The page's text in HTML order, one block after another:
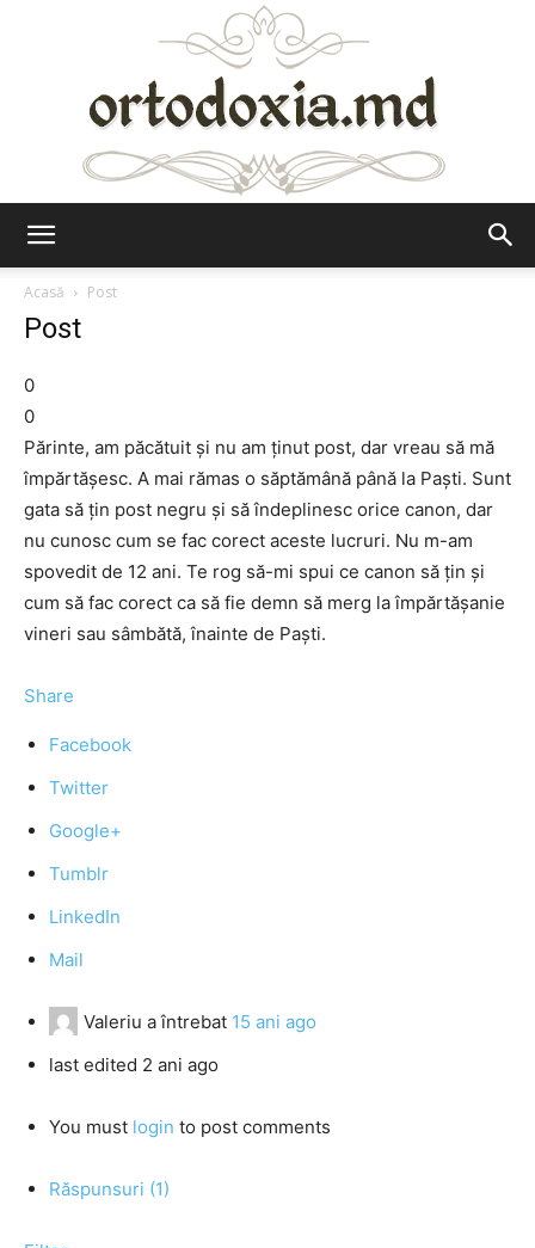
Acasă
Post
Post
0
0
Părinte, am păcătuit şi nu am ţinut post, dar vreau să mă
împărtăşesc. A mai rămas o săptămână până la Paşti. Sunt
gata să ţin post negru şi să îndeplinesc orice canon, dar
nu cunosc cum se fac corect aceste lucruri. Nu m-am
spovedit de 12 ani. Te rog să-mi spui ce canon să ţin şi
cum să fac corect ca să fie demn să merg la împărtăşanie
vineri sau sâmbătă, înainte de Paşti.
Share
Facebook
Twitter
Google+
Tumblr
LinkedIn
Mail
Valeriu a întrebat 15 ani ago
last edited 2 ani ago
You must login to post comments
Răspunsuri (1)